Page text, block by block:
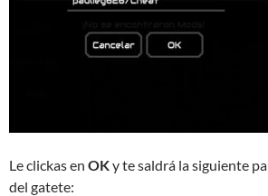
Le clickas en OKy te saldrá la siguiente
del gatete: